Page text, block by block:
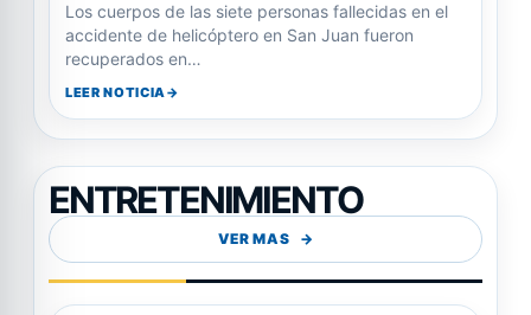
Los cuerpos de las siete personas fallecidas en el
accidente de helicóptero en San Juan fueron
recuperados en…
LEER NOTICIA
ENTRETENIMIENTO
VER MAS